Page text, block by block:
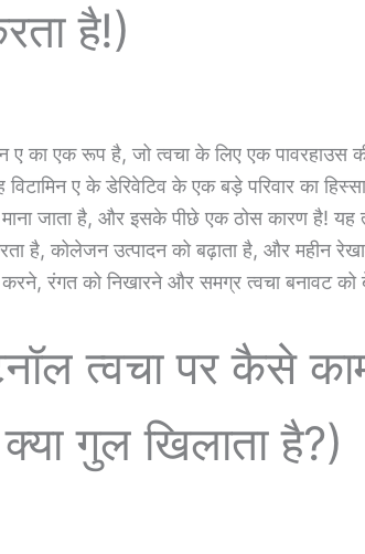
है!)
ए का एक रूप है, जो त्वचा के लिए एक
ए के डेरिवेटिव के एक बड़े परिवार का
माना जाता है, और इसके पीछे एक ठोस कारण है!
है, कोलेजन उत्पादन को बढ़ाता है, और महीन
करने, रंगत को निखारने और समग्र त्वचा बनावट
त्वचा पर कैसे
गुल खिलाता है?)